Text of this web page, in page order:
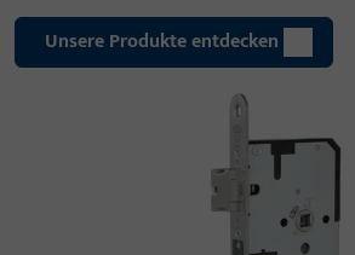
Unsere Produkte entdecken